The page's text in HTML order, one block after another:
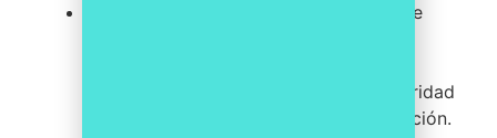
El cumplimiento del ENS también puede
demuestra su compromiso con la seguridad
y la calidad en la gestión de la información.